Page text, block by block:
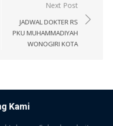
Next Post
JADWAL DOKTER RS
PKU MUHAMMADIYAH
WONOGIRI KOTA
Kami